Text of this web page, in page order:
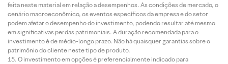
feita neste material em relação a desempenhos. As condições de mercado, o
cenário macroeconômico, os eventos específicos da empresa e do setor
podem afetar o desempenho do investimento, podendo resultar até mesmo
em significativas perdas patrimoniais. A duração recomendada para o
investimento é de médio-longo prazo. Não há quaisquer garantias sobre o
patrimônio do cliente neste tipo de produto.
O investimento em opções é preferencialmente indicado para